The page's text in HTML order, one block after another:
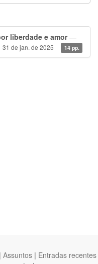
liberdade e amor—
31 de jan. de 2025 14 pp.
| Assuntos | Entradas recentes